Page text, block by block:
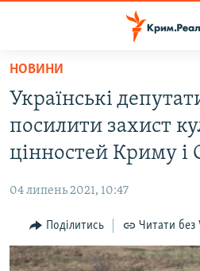
Перейти
основного
матеріалу
Перейти
до
основної
Перейти
до
пошуку
ВОДА.КРИМ
ВІДЕО ТА ФОТО
БЛОГИ
ПОГЛЯД
ІНТЕРВ'Ю
НОВИНИ
Українські
посилити захист
цінностей Криму і
04 липень 2021, 10:47
Поділитись Читати без